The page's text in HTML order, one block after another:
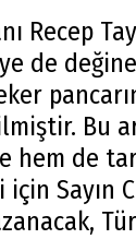
Recep
de
Bu
hem de
Sayın